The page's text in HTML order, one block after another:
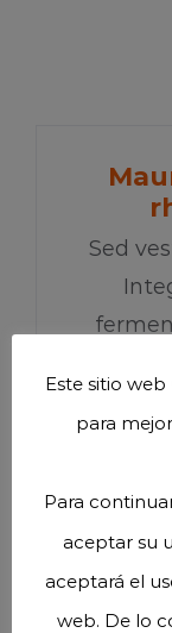
Sed
Este sitio
para
Para
aceptar su
aceptará el
web. De lo